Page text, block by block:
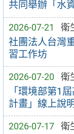
共同舉辦「水
2026-07-21 衛
社團法人台灣
習工作坊
2026-07-20 衛
「環境部第1
計畫」線上說
2026-07-17 衛